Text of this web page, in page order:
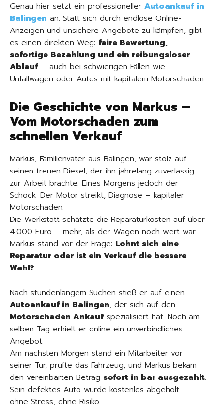
Genau hier setzt ein professioneller Autoankauf in
Balingen an. Statt sich durch endlose Online-
Anzeigen und unsichere Angebote zu kämpfen, gibt
es einen direkten Weg: faire Bewertung,
sofortige Bezahlung und ein reibungsloser
Ablauf – auch bei schwierigen Fällen wie
Unfallwagen oder Autos mit kapitalem Motorschaden.
Die Geschichte von Markus –
Vom Motorschaden zum
schnellen Verkauf
Markus, Familienvater aus Balingen, war stolz auf
seinen treuen Diesel, der ihn jahrelang zuverlässig
zur Arbeit brachte. Eines Morgens jedoch der
Schock: Der Motor streikt, Diagnose – kapitaler
Motorschaden.
Die Werkstatt schätzte die Reparaturkosten auf über
4.000 Euro – mehr, als der Wagen noch wert war.
Markus stand vor der Frage: Lohnt sich eine
Reparatur oder ist ein Verkauf die bessere
Wahl?
Nach stundenlangem Suchen stieß er auf einen
Autoankauf in Balingen, der sich auf den
Motorschaden Ankauf spezialisiert hat. Noch am
selben Tag erhielt er online ein unverbindliches
Angebot.
Am nächsten Morgen stand ein Mitarbeiter vor
seiner Tür, prüfte das Fahrzeug, und Markus bekam
den vereinbarten Betrag sofort in bar ausgezahlt.
Sein defektes Auto wurde kostenlos abgeholt –
ohne Stress, ohne Risiko.